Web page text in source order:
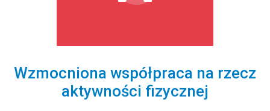
Wzmocniona współpraca na rzecz
aktywności fizycznej